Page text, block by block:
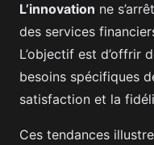
L’innovation ne
des services
L’objectif est d’offrir
besoins spécifiques
satisfaction et la
Ces tendances